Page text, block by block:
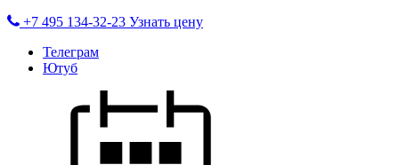
+7 495 134-32-23 Узнать цену
Телеграм
Ютуб